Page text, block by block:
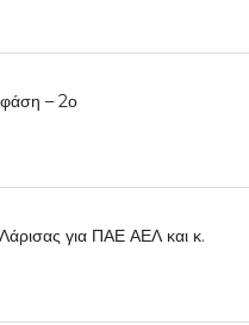
– 2ο
για ΠΑΕ ΑΕΛ και κ.